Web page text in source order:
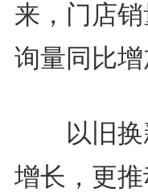
来，门店
询量同比增
以旧换
增长，更